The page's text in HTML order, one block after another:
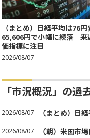
（まとめ）日経平均は76円
65,606円で小幅に続落 来
価指標に注目
2026/08/07
「市況概況」の過
2026/08/07 （まとめ）日
2026/08/07 （朝）米国市